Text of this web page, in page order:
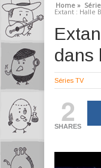
Home »
Extant : Halle
dans
Séries TV
2
SHARES